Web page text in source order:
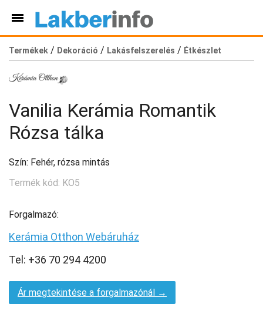
Termékek / Dekoráció / Lakásfelszerelés / Étkészlet
Vanilia Kerámia Romantik
Rózsa tálka
Szín: Fehér, rózsa mintás
Termék kód: KO5
Forgalmazó:
Kerámia Otthon Webáruház
Tel: +36 70 294 4200
Ár megtekintése a forgalmazónál →